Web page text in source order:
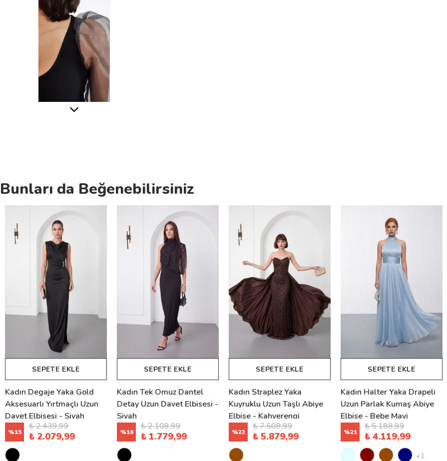
Bunları da Beğenebilirsiniz
SEPETE EKLE
Kadın Degaje Yaka Gold
Aksesuarlı Yırtmaçlı Uzun
Davet Elbisesi - Siyah
%15
₺ 2.439,99
₺ 2.079,99
SEPETE EKLE
Kadın Tek Omuz Dantel
Detay Uzun Davet Elbisesi -
Siyah
%16
₺ 2.109,99
₺ 1.779,99
SEPETE EKLE
Kadın Straplez Yaka
Kuyruklu Uzun Taşlı Abiye
Elbise - Kahverengi
%22
₺ 7.509,99
₺ 5.879,99
SEPETE EKLE
Kadın Halter Yaka Drapeli
Uzun Parlak Kumaş Abiye
Elbise - Bebe Mavi
%21
₺ 5.189,99
₺ 4.119,99
+1